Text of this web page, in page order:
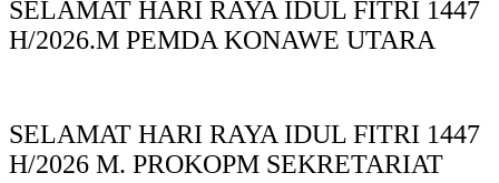
SELAMAT HARI RAYA IDUL FITRI 1447
H/2026.M PEMDA KONAWE UTARA
SELAMAT HARI RAYA IDUL FITRI 1447
H/2026 M. PROKOPM SEKRETARIAT